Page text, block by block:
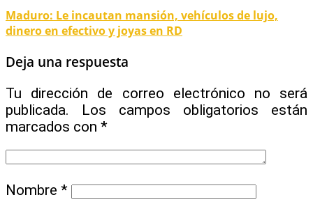
Maduro: Le incautan mansión, vehículos de lujo,
dinero en efectivo y joyas en RD
Deja una respuesta
Tu dirección de correo electrónico no será
publicada.
Los campos obligatorios están
marcados con *
Nombre *